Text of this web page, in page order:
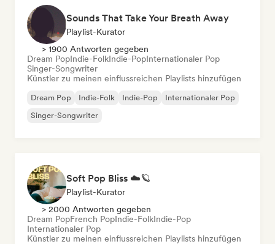
Sounds That Take Your Breath Away
Playlist-Kurator
> 1900 Antworten gegeben
Dream PopIndie-FolkIndie-PopInternationaler Pop
Singer-Songwriter
Künstler zu meinen einflussreichen Playlists hinzufügen
Dream Pop Indie-Folk Indie-Pop
Internationaler Pop
Singer-Songwriter
Soft Pop Bliss ☁️🪐
Playlist-Kurator
> 2000 Antworten gegeben
Dream PopFrench PopIndie-FolkIndie-Pop
Internationaler Pop
Künstler zu meinen einflussreichen Playlists hinzufügen